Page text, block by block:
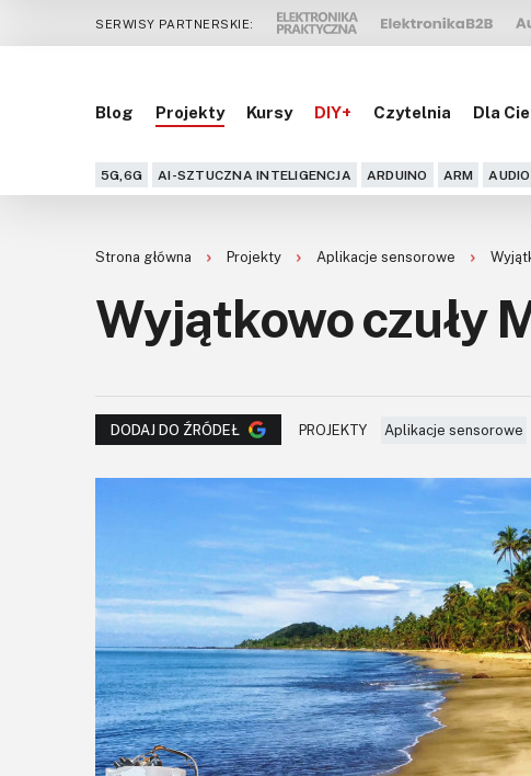
SERWISY PARTNERSKIE:
Blog Projekty Kursy DIY+ Czytelnia Dla
5G,6G AI-SZTUCZNA INTELIGENCJA ARDUINO ARM AUDIO
Strona główna Projekty Aplikacje sensorowe
Wyjątkowo czuły
DODAJ DO ŹRÓDEŁ PROJEKTY Aplikacje sensorowe